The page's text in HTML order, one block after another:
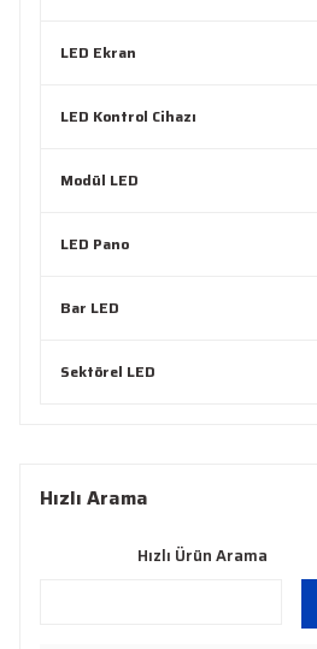
LED Ekran
LED Kontrol Cihazı
Modül LED
LED Pano
Bar LED
Sektörel LED
Hızlı Arama
Hızlı Ürün Arama